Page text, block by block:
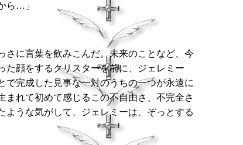
ら…」
さに言葉を飲みこんだ。未来のことなど、今
た顔をするクリスターを前に、ジェレミー
完成した見事な一対のうちの一つが永遠に
れて初めて感じるこの不自由さ、不完全さ
うな気がして、ジェレミーは、ぞっとする